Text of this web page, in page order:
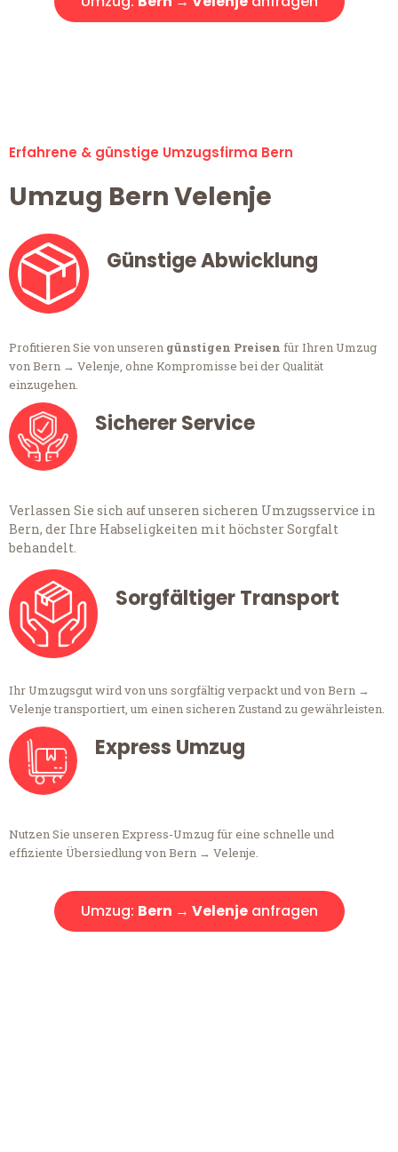
Erfahrene & günstige Umzugsfirma Bern
Umzug Bern Velenje
Günstige Abwicklung
Profitieren Sie von unseren günstigen Preisen für Ihren Umzug
von Bern → Velenje, ohne Kompromisse bei der Qualität
einzugehen.
Sicherer Service
Verlassen Sie sich auf unseren sicheren Umzugsservice in
Bern, der Ihre Habseligkeiten mit höchster Sorgfalt
behandelt.
Sorgfältiger Transport
Ihr Umzugsgut wird von uns sorgfältig verpackt und von Bern →
Velenje transportiert, um einen sicheren Zustand zu gewährleisten.
Express Umzug
Nutzen Sie unseren Express-Umzug für eine schnelle und
effiziente Übersiedlung von Bern → Velenje.
Umzug: Bern → Velenjeanfragen